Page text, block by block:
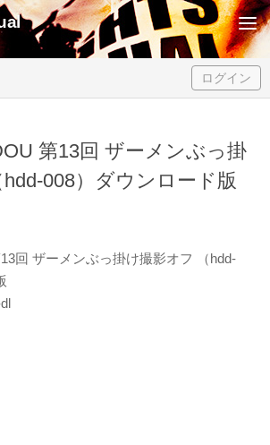
ログイン
第13回 ザーメンぶっ掛
008）ダウンロード版
回 ザーメンぶっ掛け撮影オフ （hdd-